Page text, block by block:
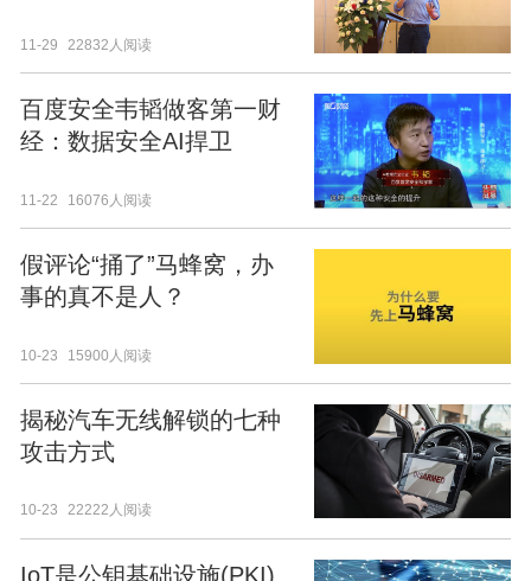
11-29 22832人阅读
百度安全韦韬做客第一财
经：数据安全AI捍卫
11-22 16076人阅读
假评论“捅了”马蜂窝，办
事的真不是人？
10-23 15900人阅读
揭秘汽车无线解锁的七种
攻击方式
10-23 22222人阅读
IoT是公钥基础设施(PKI)